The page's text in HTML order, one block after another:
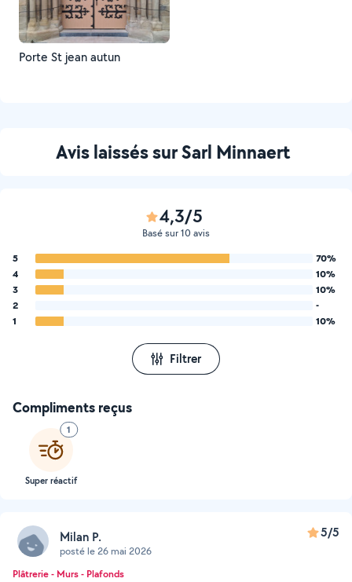
Porte St jean autun
Avis laissés sur Sarl Minnaert
4,3/5
Basé sur 10 avis
5
70%
4
10%
3
10%
2
-
1
10%
Filtrer
Compliments reçus
1
Super réactif
Milan P.
posté le 26 mai 2026
5/5
Plâtrerie - Murs - Plafonds